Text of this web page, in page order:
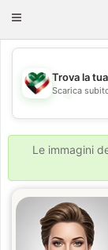
Toggle
💖
Trova la
Scarica
Le immagini